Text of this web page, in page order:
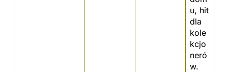
u, hit
dla
kole
kcjo
neró
w.